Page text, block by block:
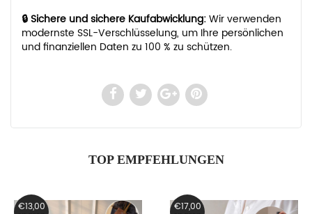
🔒 Sichere und sichere Kaufabwicklung:Wir verwenden
modernste SSL-Verschlüsselung, um Ihre persönlichen
und finanziellen Daten zu 100 % zu schützen.
TOP EMPFEHLUNGEN
€13,00 €17,00